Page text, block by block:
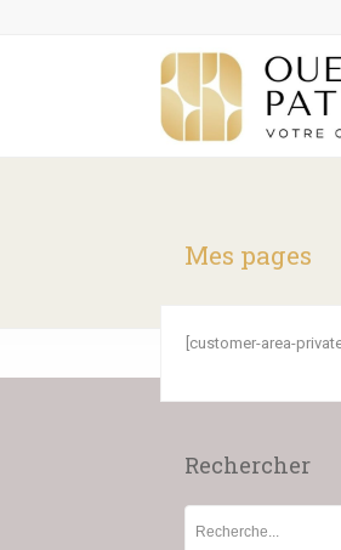
Mes pages
[customer-area-
Rechercher